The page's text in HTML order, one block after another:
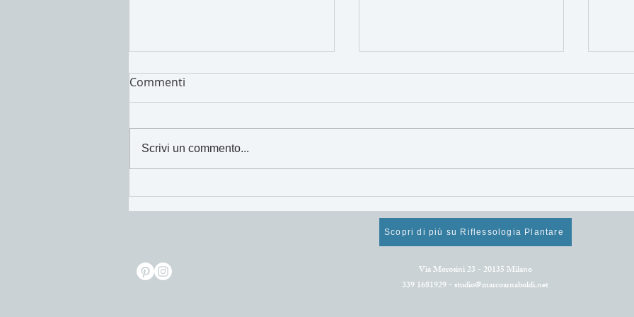
I cibi di Maggio!
Mangiare sano per
rigenerarsi e star bene!
Cosa mangiare ad aprile.
Commenti
Scrivi un commento...
Scopri di più su Riflessologia Plantare
Via Morosini 23 - 20135 Milano
339 1681929 -studio@marcoarnaboldi.net